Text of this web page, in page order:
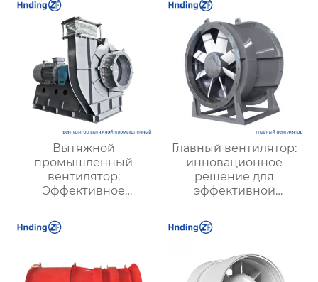
Вытяжной
промышленный
вентилятор:
Эффективное
надежной вентиляции
Главный вентилятор:
инновационное
решение для
эффективной
оптимизации работы